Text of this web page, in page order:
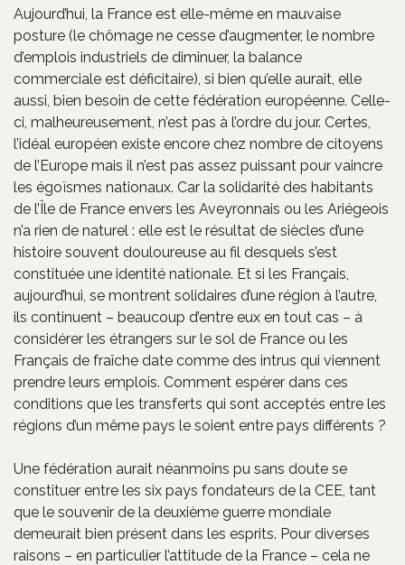
Aujourd’hui, la France est elle-même en mauvaise
posture (le chômage ne cesse d’augmenter, le nombre
d’emplois industriels de diminuer, la balance
commerciale est déficitaire), si bien qu’elle aurait, elle
aussi, bien besoin de cette fédération européenne. Celle-
ci, malheureusement, n’est pas à l’ordre du jour. Certes,
l’idéal européen existe encore chez nombre de citoyens
de l’Europe mais il n’est pas assez puissant pour vaincre
les égoïsmes nationaux. Car la solidarité des habitants
de l’Île de France envers les Aveyronnais ou les Ariégeois
n’a rien de naturel : elle est le résultat de siècles d’une
histoire souvent douloureuse au fil desquels s’est
constituée une identité nationale. Et si les Français,
aujourd’hui, se montrent solidaires d’une région à l’autre,
ils continuent – beaucoup d’entre eux en tout cas – à
considérer les étrangers sur le sol de France ou les
Français de fraîche date comme des intrus qui viennent
prendre leurs emplois. Comment espérer dans ces
conditions que les transferts qui sont acceptés entre les
régions d’un même pays le soient entre pays différents ?
Une fédération aurait néanmoins pu sans doute se
constituer entre les six pays fondateurs de la CEE, tant
que le souvenir de la deuxième guerre mondiale
demeurait bien présent dans les esprits. Pour diverses
raisons – en particulier l’attitude de la France – cela ne